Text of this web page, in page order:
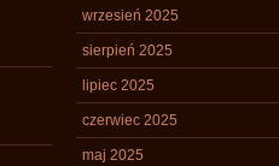
wrzesień 2025
sierpień 2025
lipiec 2025
czerwiec 2025
maj 2025